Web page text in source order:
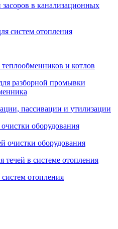
в канализационных
систем отопления
и котлов
разборной промывки
пассивации и утилизации
оборудования
очистки оборудования
течей в системе отопления
отопления